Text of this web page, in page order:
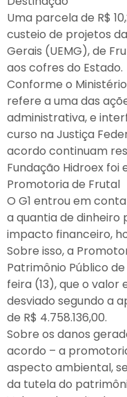
Uma parcela de R$
custeio de projetos
Gerais (UEMG), de
aos cofres do Estado.
Conforme o
refere a uma das
administrativa, e
curso na Justiça
acordo continuam
Fundação Hidroex foi
Promotoria de Frutal
O G1 entrou em
a quantia de dinheiro
impacto financeiro,
Sobre isso, a
Patrimônio Público
feira (13), que o
desviado segundo a
de R$ 4.758.136,00.
Sobre os danos
acordo – a
aspecto ambiental,
da tutela do